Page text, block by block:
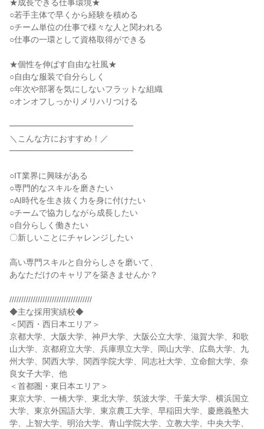
★成長できる仕事環境★
○若手主体で早くから経験を積める
○チーム単位の仕事で様々な人と関われる
○仕事の一環として資格取得ができる
★個性を伸ばす自由な社風★
○自由な服装で自分らしく
○年次や部署を気にしないフラットな組織
○オンオフしっかりメリハリつける
━━━━━━━━━━━━━━━
＼こんな方におすすめ！／
━━━━━━━━━━━━━━━
○IT業界に興味がある
○専門的なスキルを磨きたい
○AI時代を生き抜く力を身に付けたい
○チームで協力しながら成長したい
○自分らしく働きたい
〇新しいことにチャレンジしたい
高い専門スキルと自分らしさを磨いて、
あなただけのキャリアを築きませんか？
///////////////////////////////////
◆主な採用実績校◆
＜関西・西日本エリア＞
京都大学、大阪大学、神戸大学、大阪公立大学、滋賀大学、和歌
山大学、京都府立大学、兵庫県立大学、岡山大学、広島大学、九
州大学、関西大学、関西学院大学、同志社大学、立命館大学、奈
良女子大学、他
＜首都圏・東日本エリア＞
東京大学、一橋大学、東北大学、筑波大学、千葉大学、横浜国立
大学、東京外国語大学、東京農工大学、早稲田大学、慶應義塾大
学、上智大学、明治大学、青山学院大学、立教大学、中央大学、